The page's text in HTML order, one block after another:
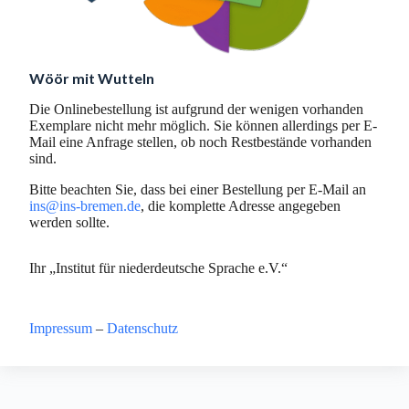
Wöör mit Wutteln
Die Onlinebestellung ist aufgrund der wenigen vorhanden
Exemplare nicht mehr möglich. Sie können allerdings per E-
Mail eine Anfrage stellen, ob noch Restbestände vorhanden
sind.
Bitte beachten Sie, dass bei einer Bestellung per E-Mail an
ins@ins-bremen.de, die komplette Adresse angegeben
werden sollte.
Ihr „Institut für niederdeutsche Sprache e.V.“
Impressum – Datenschutz